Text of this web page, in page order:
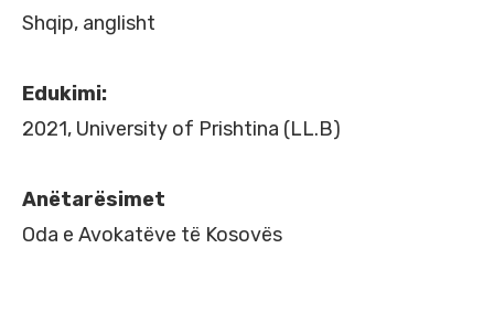
Shqip, anglisht
Edukimi:
2021, University of Prishtina (LL.B)
Anëtarësimet
Oda e Avokatëve të Kosovës